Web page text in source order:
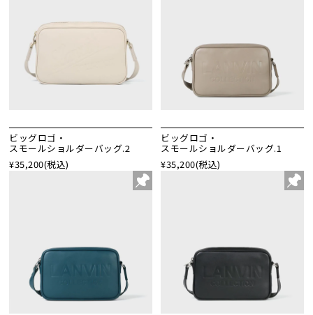
ビッグロゴ・
スモールショルダーバッグ.2
¥35,200(税込)
ビッグロゴ・
スモールショルダーバッグ.1
¥35,200(税込)